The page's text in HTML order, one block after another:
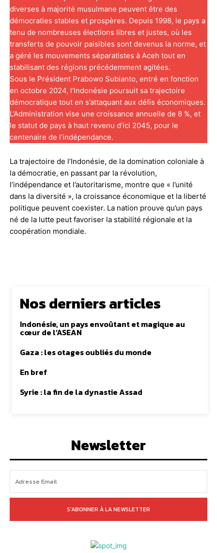
diverses à majorité musulmane peuvent être des
démocraties stables et prospères. Depuis 1998, le pays a
tenu de nombreuses élections libres et justes, où les
transferts de pouvoir paisibles sont devenus la norme, et
a géré les mouvements séparatistes à Aceh tout en
stabilisant des régions précédemment agitées.
Sous le Président Prabowo Subianto, entré en fonction
en octobre 2024, l’Indonésie poursuit sa trajectoire
démocratique tout en s’attaquant aux défis économiques.
L’Administration vise une croissance annuelle de 8 %, et
le statut de pays à haut revenu d’ici 2045, pour le
centenaire de l’indépendance.
La trajectoire de l’Indonésie, de la domination coloniale à
la démocratie, en passant par la révolution,
l’indépendance et l’autoritarisme, montre que « l’unité
dans la diversité », la croissance économique et la liberté
politique peuvent coexister. La nation prouve qu’un pays
né de la lutte peut favoriser la stabilité régionale et la
coopération mondiale.
Nos derniers articles
Indonésie, un pays envoûtant et magique au
cœur de l’ASEAN
Gaza : les otages oubliés du monde
En bref
Syrie : la fin de la dynastie Assad
Newsletter
S'ABONNER À LA NEWSLETTER